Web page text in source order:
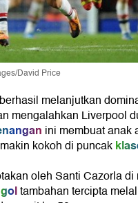
David Price
melanjutkan
mengalahkan Liverpool
ini membuat anak
kokoh di puncak
oleh Santi Cazorla di
goltambahan tercipta